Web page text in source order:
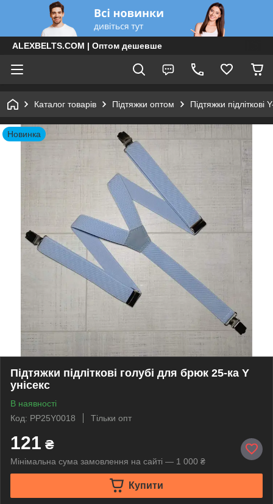
ALEXBELTS.COM | Оптом дешевше
Каталог товарів Підтяжки оптом Підтяжки
Новинка
Підтяжки підліткові голубі для брюк 25-ка Y
унісекс
В наявності
Код: PP25Y0018
Тільки опт
121 ₴
Мінімальна сума замовлення на сайті — 1 000 ₴
Купити